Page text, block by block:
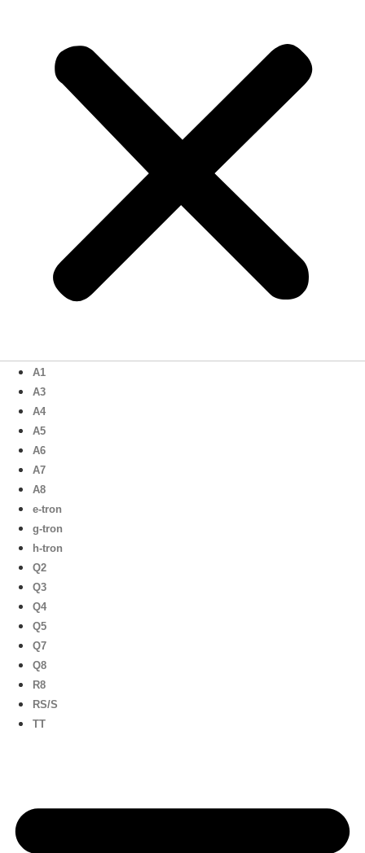
A1
A3
A4
A5
A6
A7
A8
e-tron
g-tron
h-tron
Q2
Q3
Q4
Q5
Q7
Q8
R8
RS/S
TT